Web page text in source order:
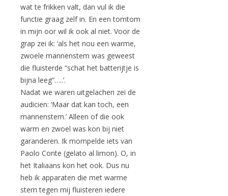
wat te frikken valt, dan vul ik die
functie graag zelf in. En een tomtom
in mijn oor wil ik ook al niet. Voor de
grap zei ik: ‘als het nou een warme,
zwoele mannenstem was geweest
die fluisterde “schat het batterijtje is
bijna leeg”…..’.
Nadat we waren uitgelachen zei de
audicien: ‘Maar dat kan toch, een
mannenstem.’ Alleen of die ook
warm en zwoel was kon bij niet
garanderen. Ik mompelde iets van
Paolo Conte (gelato al limon). O, in
het Italiaans kon het ook. Dus nu
heb ik apparaten die met warme
stem tegen mij fluisteren iedere